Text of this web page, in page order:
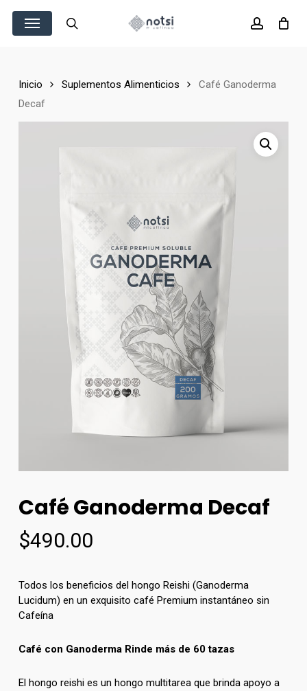
main
search account
Menu
Inicio Suplementos Alimenticios
Café Ganoderma
Decaf
Café Ganoderma Decaf
$490.00
Todos los beneficios del hongo Reishi (Ganoderma
Lucidum) en un exquisito café Premium instantáneo sin
Cafeína
Café con Ganoderma Rinde más de 60 tazas
El hongo reishi es un hongo multitarea que brinda apoyo a